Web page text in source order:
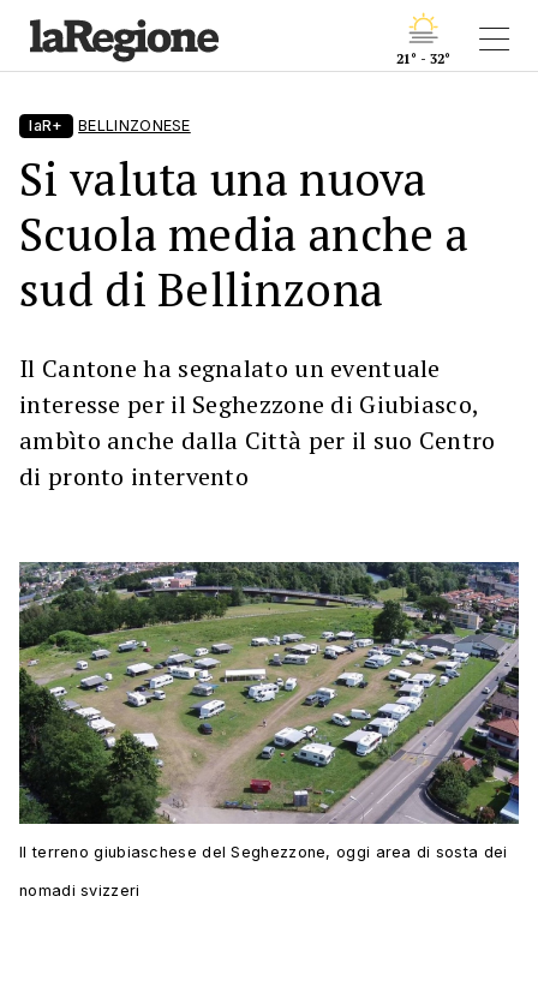
21° - 32°
laR+ BELLINZONESE
Si valuta una nuova
Scuola media anche a
sud di Bellinzona
Il Cantone ha segnalato un eventuale
interesse per il Seghezzone di Giubiasco,
ambìto anche dalla Città per il suo Centro
di pronto intervento
Il terreno giubiaschese del Seghezzone, oggi area di sosta dei
nomadi svizzeri